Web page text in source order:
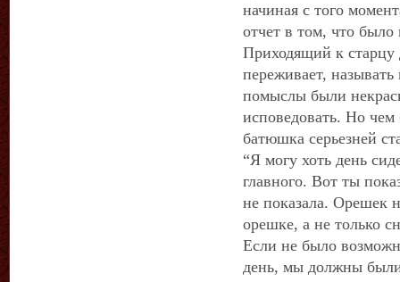
начиная с того
отчет в том, что
Приходящий к старцу
переживает,
помыслы были
исповедовать. Но чем
батюшка серьезней
“Я могу хоть день
главного. Вот ты
не показала. Орешек
орешке, а не только
Если не было
день, мы должны были